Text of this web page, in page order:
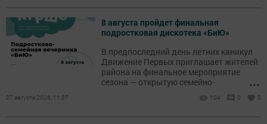
8 августа пройдет финальная
подростковая дискотека «БиЮ»
В предпоследний день летних каникул
Движение Первых приглашает жителей
района на финальное мероприятие
сезона — открытую семейно-
подростковую дискотеку «БиЮ».
...
07 августа 2026, 11:37 104 0 0